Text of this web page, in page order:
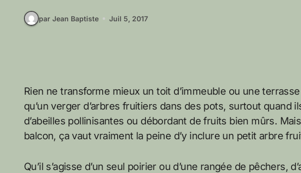
par Jean Baptiste Juil 5, 2017
Rien ne transforme mieux un toit d’immeuble ou une
qu’un verger d’arbres fruitiers dans des pots, surtout quand
d’abeilles pollinisantes ou débordant de fruits bien mûrs.
balcon, ça vaut vraiment la peine d’y inclure un petit arbre
Qu’il s’agisse d’un seul poirier ou d’une rangée de pêchers,